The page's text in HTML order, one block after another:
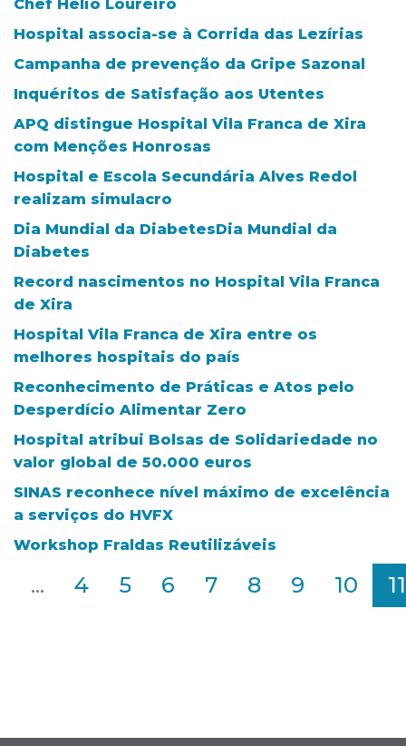
Chef Hélio Loureiro
Hospital associa-se à Corrida das Lezírias
Campanha de prevenção da Gripe Sazonal
Inquéritos de Satisfação aos Utentes
APQ distingue Hospital Vila Franca de Xira
com Menções Honrosas
Hospital e Escola Secundária Alves Redol
realizam simulacro
Dia Mundial da DiabetesDia Mundial da
Diabetes
Record nascimentos no Hospital Vila Franca
de Xira
Hospital Vila Franca de Xira entre os
melhores hospitais do país
Reconhecimento de Práticas e Atos pelo
Desperdício Alimentar Zero
Hospital atribui Bolsas de Solidariedade no
valor global de 50.000 euros
SINAS reconhece nível máximo de excelência
a serviços do HVFX
Workshop Fraldas Reutilizáveis
... 4 5 6 7 8 9 10 11